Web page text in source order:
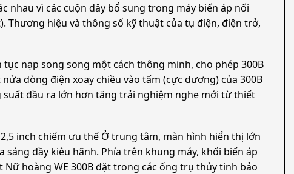
nhau vì các cuộn dây bổ sung trong máy biến áp nối
Thương hiệu và thông số kỹ thuật của tụ điện, điện trở,
nạp song song một cách thông minh, cho phép 300B
dòng điện xoay chiều vào tấm (cực dương) của 300B
đầu ra lớn hơn tăng trải nghiệm nghe mới từ thiết
inch chiếm ưu thế Ở trung tâm, màn hình hiển thị lớn
đầy kiêu hãnh. Phía trên khung máy, khối biến áp
hoàng WE 300B đặt trong các ống trụ thủy tinh bảo